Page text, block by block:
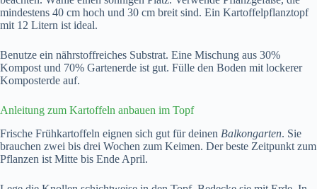
mindestens 40 cm hoch und 30 cm breit sind. Ein Kartoffelpflanztopf
mit 12 Litern ist ideal.
Benutze ein nährstoffreiches Substrat. Eine Mischung aus 30%
Kompost und 70% Gartenerde ist gut. Fülle den Boden mit lockerer
Komposterde auf.
Anleitung zum Kartoffeln anbauen im Topf
Frische Frühkartoffeln eignen sich gut für deinen Balkongarten. Sie
brauchen zwei bis drei Wochen zum Keimen. Der beste Zeitpunkt zum
Pflanzen ist Mitte bis Ende April.